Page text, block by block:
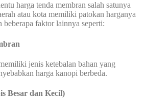
harga tenda membran salah satunya
atau kota memiliki patokan harganya
beberapa faktor lainnya seperti:
jenis ketebalan bahan yang
harga kanopi berbeda.
Besar dan Kecil)